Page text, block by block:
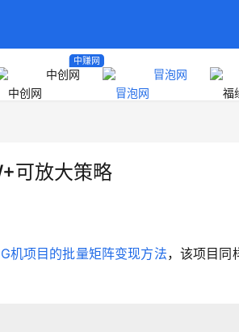
中创网
中赚网
冒泡网
可放大策略
机项目的批量矩阵变现方法，该项目同